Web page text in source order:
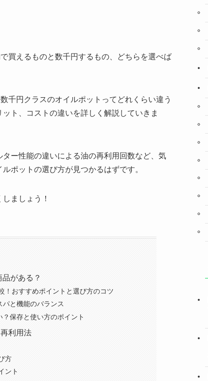
買えるものと数千円するもの、どちらを選べば
千円クラスのオイルポットってどれくらい違う
ト、コストの違いを詳しく解説していきま
ー性能の違いによる油の再利用回数など、気
ポットの選び方が見つかるはずです。
ましょう！
がある？
！おすすめポイントと選び方のコツ
と機能のバランス
保存と使い方のポイント
利用法
方
ント